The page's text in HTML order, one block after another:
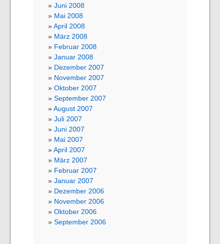
Juni 2008
Mai 2008
April 2008
März 2008
Februar 2008
Januar 2008
Dezember 2007
November 2007
Oktober 2007
September 2007
August 2007
Juli 2007
Juni 2007
Mai 2007
April 2007
März 2007
Februar 2007
Januar 2007
Dezember 2006
November 2006
Oktober 2006
September 2006